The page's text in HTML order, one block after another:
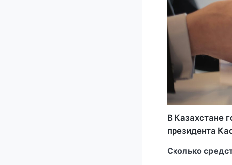
В Казахстане
президента
Сколько